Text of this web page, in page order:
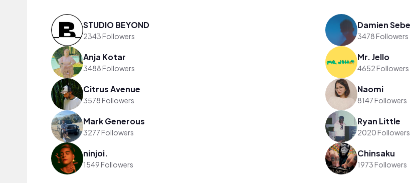
STUDIO BEYOND
2343 Followers
Damien Sebe
3478 Followers
Anja Kotar
3488 Followers
Mr. Jello
4652 Followers
Citrus Avenue
3578 Followers
Naomi
8147 Followers
Mark Generous
3277 Followers
Ryan Little
2020 Followers
ninjoi.
1549 Followers
Chinsaku
1973 Followers